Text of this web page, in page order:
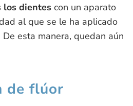
los dientescon un aparato
al que se le ha aplicado
esta manera, quedan aún
de flúor